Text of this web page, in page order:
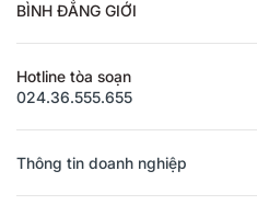
BÌNH ĐẲNG GIỚI
Hotline tòa soạn
024.36.555.655
Thông tin doanh nghiệp